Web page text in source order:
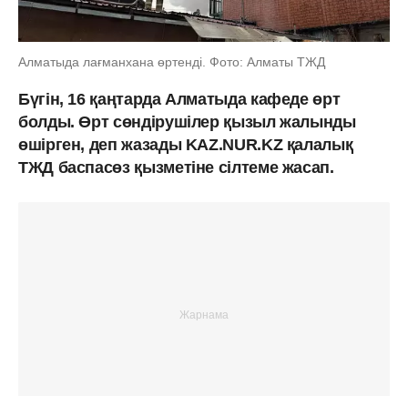
Алматыда лағманхана өртенді. Фото: Алматы ТЖД
Бүгін, 16 қаңтарда Алматыда кафеде өрт
болды. Өрт сөндірушілер қызыл жалынды
өшірген, деп жазады KAZ.NUR.KZ қалалық
ТЖД баспасөз қызметіне сілтеме жасап.